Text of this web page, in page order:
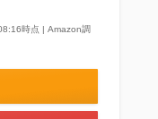
時点 | Amazon調